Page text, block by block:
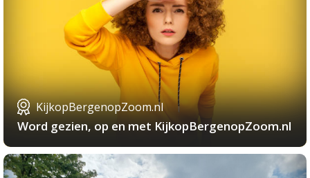
KijkopBergenopZoom.nl
Word gezien, op en met KijkopBergenopZoom.nl